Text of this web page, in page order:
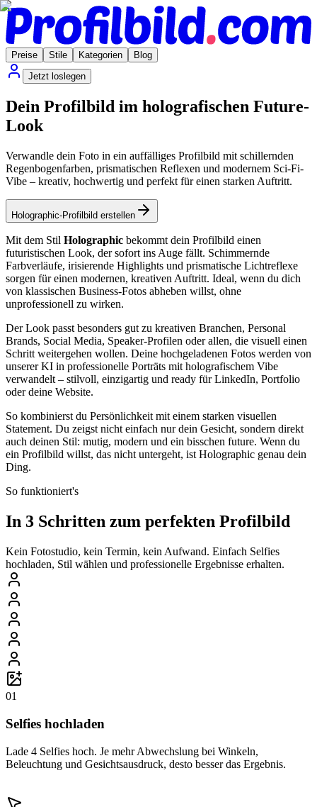
Preise Stile Kategorien
Blog
Jetzt loslegen
Dein Profilbild im holografischen Future-
Look
Verwandle dein Foto in ein auffälliges Profilbild mit schillernden
Regenbogenfarben, prismatischen Reflexen und modernem Sci-Fi-
Vibe – kreativ, hochwertig und perfekt für einen starken Auftritt.
Holographic-Profilbild erstellen
Mit dem Stil Holographic bekommt dein Profilbild einen
futuristischen Look, der sofort ins Auge fällt. Schimmernde
Farbverläufe, irisierende Highlights und prismatische Lichtreflexe
sorgen für einen modernen, kreativen Auftritt. Ideal, wenn du dich
von klassischen Business-Fotos abheben willst, ohne
unprofessionell zu wirken.
Der Look passt besonders gut zu kreativen Branchen, Personal
Brands, Social Media, Speaker-Profilen oder allen, die visuell einen
Schritt weitergehen wollen. Deine hochgeladenen Fotos werden von
unserer KI in professionelle Porträts mit holografischem Vibe
verwandelt – stilvoll, einzigartig und ready für LinkedIn, Portfolio
oder deine Website.
So kombinierst du Persönlichkeit mit einem starken visuellen
Statement. Du zeigst nicht einfach nur dein Gesicht, sondern direkt
auch deinen Stil: mutig, modern und ein bisschen future. Wenn du
ein Profilbild willst, das nicht untergeht, ist Holographic genau dein
Ding.
So funktioniert's
In 3 Schritten zum perfekten Profilbild
Kein Fotostudio, kein Termin, kein Aufwand. Einfach Selfies
hochladen, Stil wählen und professionelle Ergebnisse erhalten.
01
Selfies hochladen
Lade 4 Selfies hoch. Je mehr Abwechslung bei Winkeln,
Beleuchtung und Gesichtsausdruck, desto besser das Ergebnis.